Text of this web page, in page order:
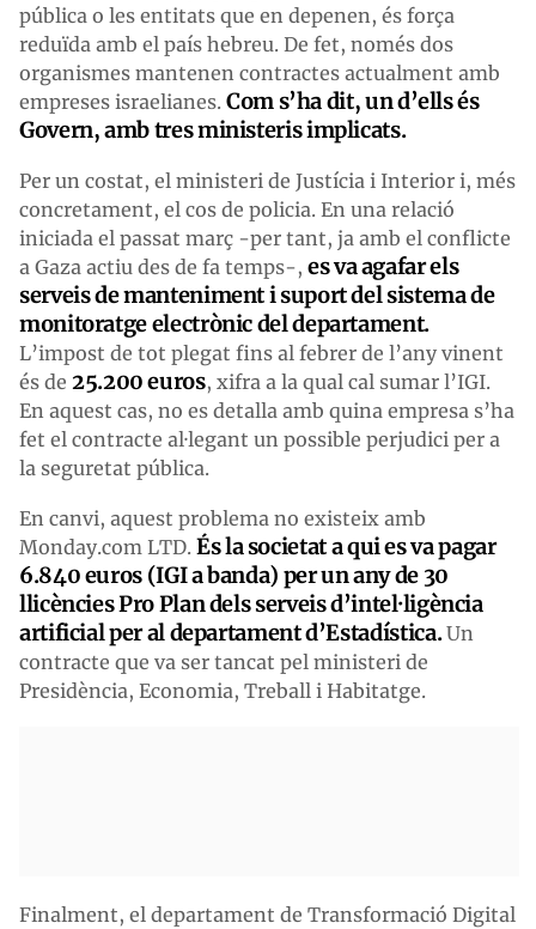
pública o les entitats que en depenen, és força
reduïda amb el país hebreu. De fet, només dos
organismes mantenen contractes actualment amb
empreses israelianes. Com s’ha dit, un d’ells és
Govern, amb tres ministeris implicats.
Per un costat, el ministeri de Justícia i Interior i, més
concretament, el cos de policia. En una relació
iniciada el passat març -per tant, ja amb el conflicte
a Gaza actiu des de fa temps-, es va agafar els
serveis de manteniment i suport del sistema de
monitoratge electrònic del departament.
L’impost de tot plegat fins al febrer de l’any vinent
és de 25.200euros, xifra a la qual cal sumar l’IGI.
En aquest cas, no es detalla amb quina empresa s’ha
fet el contracte al·legant un possible perjudici per a
la seguretat pública.
En canvi, aquest problema no existeix amb
Monday.com LTD. És la societat a qui es va pagar
6.840 euros (IGI a banda) per un any de 30
llicències Pro Plan dels serveis d’intel·ligència
artificial per al departament d’Estadística.Un
contracte que va ser tancat pel ministeri de
Presidència, Economia, Treball i Habitatge.
Finalment, el departament de Transformació Digital